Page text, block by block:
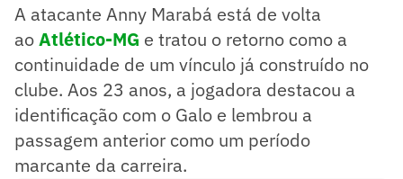
A atacante Anny Marabá está de volta
aoAtlético-MG e tratou o retorno como a
continuidade de um vínculo já construído no
clube. Aos 23 anos, a jogadora destacou a
identificação com o Galo e lembrou a
passagem anterior como um período
marcante da carreira.